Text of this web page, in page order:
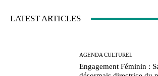
LATEST ARTICLES
AGENDA CULTUREL
Engagement Féminin :